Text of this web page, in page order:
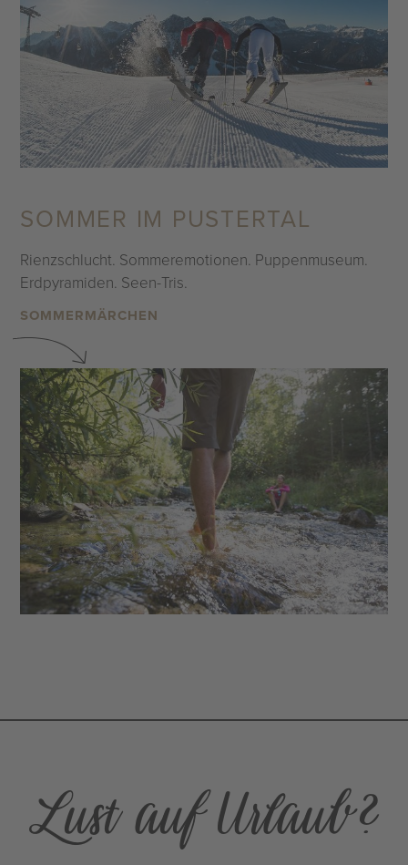
SOMMER IM PUSTERTAL
Rienzschlucht. Sommeremotionen. Puppenmuseum.
Erdpyramiden. Seen-Tris.
SOMMERMÄRCHEN
Lust auf Urlaub?